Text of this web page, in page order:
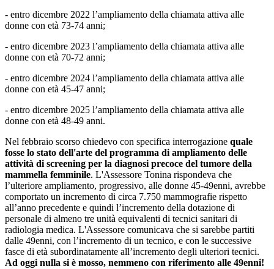
- entro dicembre 2022 l’ampliamento della chiamata attiva alle
donne con età 73-74 anni;
- entro dicembre 2023 l’ampliamento della chiamata attiva alle
donne con età 70-72 anni;
- entro dicembre 2024 l’ampliamento della chiamata attiva alle
donne con età 45-47 anni;
- entro dicembre 2025 l’ampliamento della chiamata attiva alle
donne con età 48-49 anni.
Nel febbraio scorso chiedevo con specifica interrogazione quale
fosse lo stato dell'arte del programma di ampliamento delle
attività di screening per la diagnosi precoce del tumore della
mammella femminile. L'Assessore Tonina rispondeva che
l’ulteriore ampliamento, progressivo, alle donne 45-49enni, avrebbe
comportato un incremento di circa 7.750 mammografie rispetto
all’anno precedente e quindi l’incremento della dotazione di
personale di almeno tre unità equivalenti di tecnici sanitari di
radiologia medica. L'Assessore comunicava che si sarebbe partiti
dalle 49enni, con l’incremento di un tecnico, e con le successive
fasce di età subordinatamente all’incremento degli ulteriori tecnici.
Ad oggi nulla si è mosso, nemmeno con riferimento alle 49enni!